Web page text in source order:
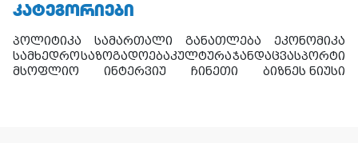
ᲙᲐᲢᲔᲒᲝᲠᲘᲔᲑᲘ
პოლიტიკა სამართალი განათლება
ეკონომიკა
სამხედროსაზოგადოებაკულტურაჯანდაცვასპორტი
მსოფლიო
ინტერვიუ ჩინეთი ბიზნეს ნიუსი